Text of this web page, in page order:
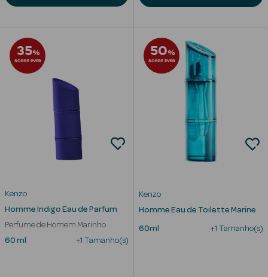
Desmaquilhantes
Água Micelar
Máscaras
Faciais
Lábios
35%
SOBRE PVPR
Kenzo
Homme Indigo Eau de Parfum
Perfume de Homem Marinho
60 ml
+1 Tamanho(s)
50%
SOBRE PVPR
Kenzo
Homme Eau de Toilette Marine
60ml +1 Tamanho(s)